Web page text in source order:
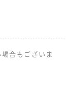
合もございま